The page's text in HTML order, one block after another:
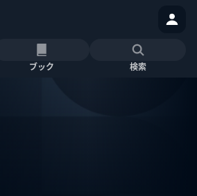
ブック 検索